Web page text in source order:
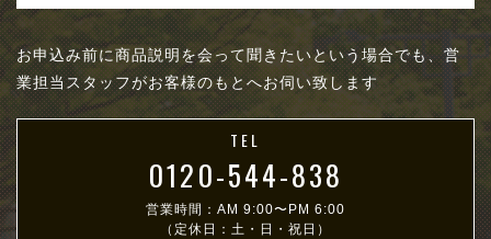
お申込み前に商品説明を会って聞きたいという場合でも、営
業担当スタッフがお客様のもとへお伺い致します
TEL
0120-544-838
営業時間：AM 9:00〜PM 6:00
（定休日：土・日・祝日）